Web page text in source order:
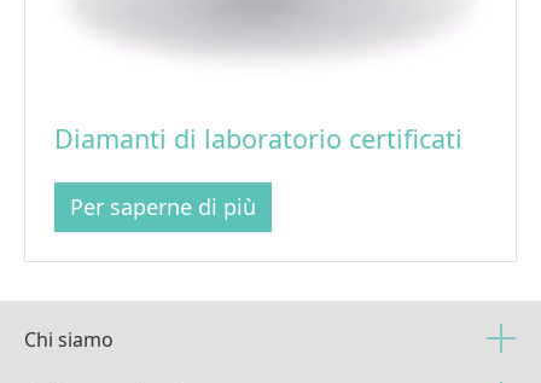
Diamanti di laboratorio certificati
Per saperne di più
Chi siamo